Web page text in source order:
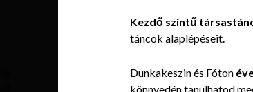
Kezdő szintű
táncok alaplépéseit.
Dunkakeszin és Fóton
könnyedén tanulhatod